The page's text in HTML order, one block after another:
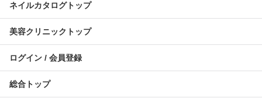
ネイルカタログトップ
美容クリニックトップ
ログイン / 会員登録
総合トップ